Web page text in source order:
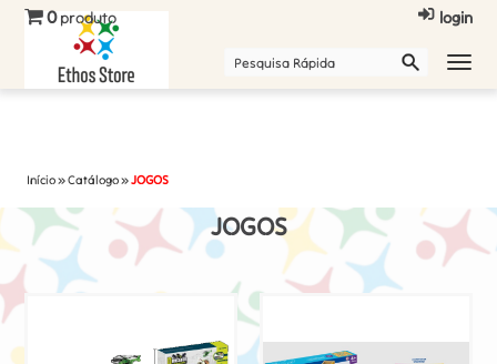
0produto login
Início»Catálogo»JOGOS
JOGOS